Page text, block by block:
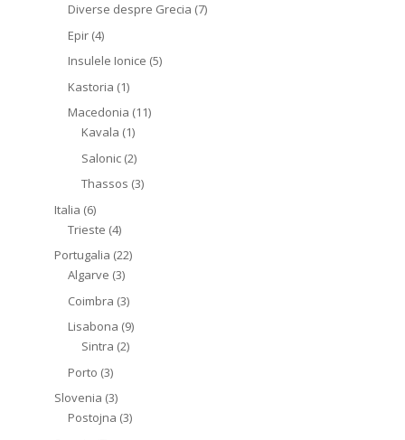
Diverse despre Grecia (7)
Epir(4)
Insulele Ionice (5)
Kastoria (1)
Macedonia (11)
Kavala (1)
Salonic(2)
Thassos (3)
Italia (6)
Trieste (4)
Portugalia (22)
Algarve (3)
Coimbra (3)
Lisabona (9)
Sintra (2)
Porto (3)
Slovenia (3)
Postojna (3)